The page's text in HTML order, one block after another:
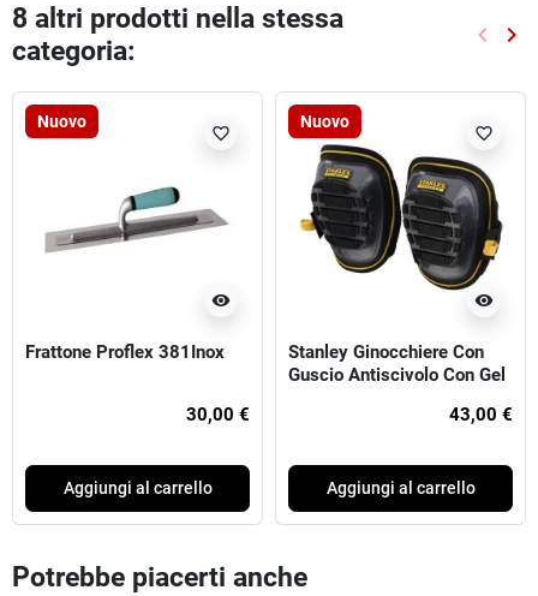
8 altri prodotti nella stessa
categoria:
keyboard_arrow_left keyboard_arrow_right
Nuovo
visibility
favorite_border
Frattone Proflex 381Inox
30,00 €
Aggiungi al carrello
Nuovo
visibility
favorite_border
Stanley Ginocchiere Con
Guscio Antiscivolo Con Gel
43,00 €
Aggiungi al carrello
Potrebbe piacerti anche